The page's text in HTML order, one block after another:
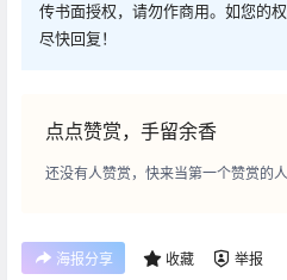
传书面授权，请勿作商用。如您的
尽快回复！
点点赞赏，手留余香
还没有人赞赏，快来当第一个赞赏的人
海报分享 收藏 举报